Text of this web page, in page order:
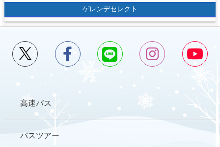
ゲレンデセレクト
高速バス
バスツアー